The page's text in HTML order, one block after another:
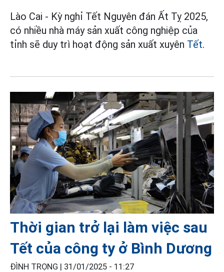
Lào Cai - Kỳ nghỉ Tết Nguyên đán Ất Tỵ 2025,
có nhiều nhà máy sản xuất công nghiệp của
tỉnh sẽ duy trì hoạt động sản xuất xuyên Tết.
Thời gian trở lại làm việc sau
Tết của công ty ở Bình Dương
ĐÌNH TRỌNG | 31/01/2025 - 11:27